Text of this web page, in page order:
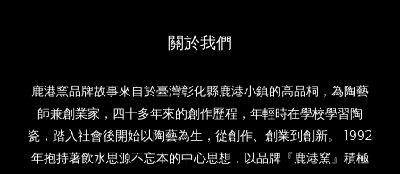
關於我們
鹿港窯品牌故事來自於臺灣彰化縣鹿港小鎮的高品桐，為陶藝
師兼創業家，四十多年來的創作歷程，年輕時在學校學習陶
瓷，踏入社會後開始以陶藝為生，從創作、創業到創新。 1992
年抱持著飲水思源不忘本的中心思想，以品牌『鹿港窯』積極